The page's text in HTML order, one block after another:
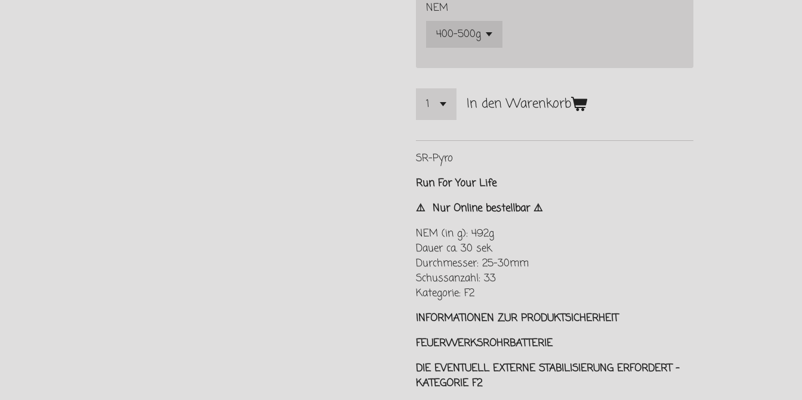
NEM
In den Warenkorb
SR-Pyro
Run For Your Life
⚠️ Nur Online bestellbar ⚠️
NEM (in g): 492g
Dauer ca. 30 sek
Durchmesser: 25-30mm
Schussanzahl: 33
Kategorie: F2
INFORMATIONEN ZUR PRODUKTSICHERHEIT
FEUERWERKSROHRBATTERIE
DIE EVENTUELL EXTERNE STABILISIERUNG ERFORDERT -
KATEGORIE F2